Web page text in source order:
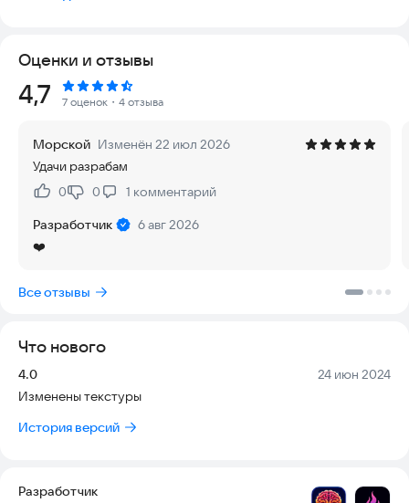
Оценки и отзывы
Рейтинг:
4,7 7 оценок ・4 отзыва
Морской Изменён 22 июл 2026
Удачи разрабам
Нравится:
0Не нравится:
0 1 комментарий
Разработчик
6 авг 2026
❤️
Все отзывы
Что нового
Версия:
4.0 Дата:
24 июн 2024
Изменены текстуры
История версий
Разработчик